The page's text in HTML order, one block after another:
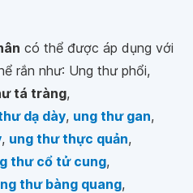
có thể được áp dụng với
rắn như: Ung thư phổi,
tá tràng,
dạ dày, ung thư gan,
, ung thư thực quản,
thư cổ tử cung,
thư bàng quang,